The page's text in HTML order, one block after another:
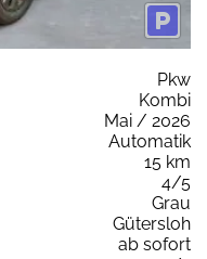
Pkw
Kombi
Mai / 2026
Automatik
15 km
4/5
Grau
Gütersloh
ab sofort